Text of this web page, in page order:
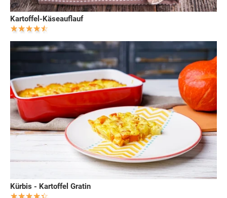
Kartoffel-Käseauflauf
Kürbis - Kartoffel Gratin